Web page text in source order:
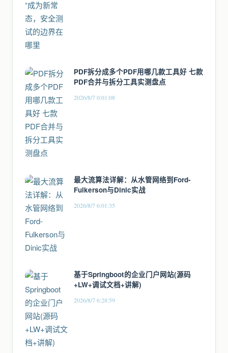
PDF拆分成多个PDF用哪几款工具好 七款
PDF合并与拆分工具实测盘点
2026/8/7 0:01:08
最大流算法详解：从水管网络到Ford-
Fulkerson与Dinic实战
2026/8/7 6:01:35
基于Springboot的企业门户网站(源码
+LW+调试文档+讲解)
2026/8/7 6:28:59